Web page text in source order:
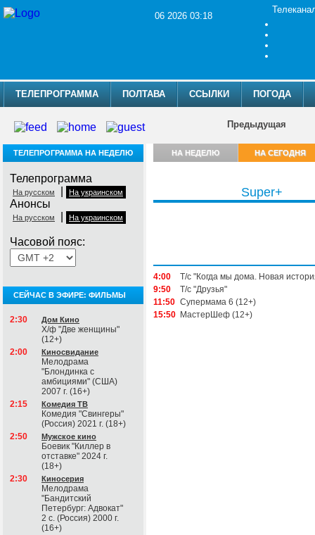
06 2026 03:18
ТЕЛЕПРОГРАММА ПОЛТАВА ССЫЛКИ ПОГОДА
Предыдущая
ТЕЛЕПРОГРАММА НА НЕДЕЛЮ
Телепрограмма
На русском На украинском
Анонсы
На русском На украинском
Часовой пояс:
СЕЙЧАС В ЭФИРЕ: ФИЛЬМЫ
2:30 Дом Кино
Х/ф "Две женщины"
(12+)
2:00
Киносвидание
Мелодрама
"Блондинка с
амбициями" (США)
2007 г. (16+)
2:15
Комедия ТВ
Комедия "Свингеры"
(Россия) 2021 г. (18+)
2:50
Мужское кино
Боевик "Киллер в
отставке" 2024 г.
(18+)
2:30
Киносерия
Мелодрама
"Бандитский
Петербург: Адвокат"
2 с. (Россия) 2000 г.
(16+)
НА НЕДЕЛЮ НА СЕГОДНЯ
Super+
4:00
Т/с "Когда мы дома. Новая
9:50
Т/с "Друзья"
11:50 Супермама 6 (12+)
15:50 МастерШеф (12+)